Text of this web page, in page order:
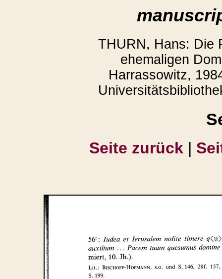
THURN, Hans: Die
ehemaligen
Harrassowitz,
Seite zurück |